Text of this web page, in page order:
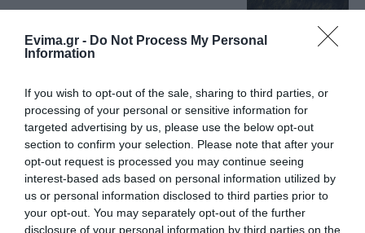
Evima.gr - Do Not Process My Personal
Information
If you wish to opt-out of the sale, sharing to third parties, or
processing of your personal or sensitive information for
targeted advertising by us, please use the below opt-out
section to confirm your selection. Please note that after your
opt-out request is processed you may continue seeing
interest-based ads based on personal information utilized by
us or personal information disclosed to third parties prior to
your opt-out. You may separately opt-out of the further
disclosure of your personal information by third parties on the
Το evima.gr Αποκαλύπτει: Τρία
πυροσβεστικά οχήματα έφτασαν
07.08.2026 | 13:05
Συντάξεις: Ποιοι θα πάρουν
αύξηση το 2027 – Τα ποσά
07.08.2026 | 13:00
Σκύρος: Στάχτη πάνω από 1.000
στρέμματα στο Νησί – Νέες